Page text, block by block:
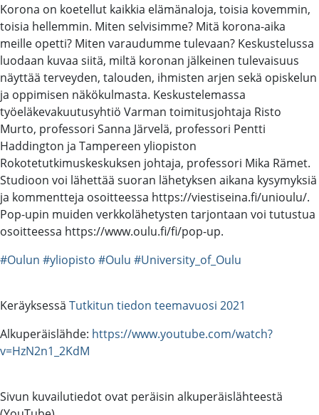
Korona on koetellut kaikkia elämänaloja, toisia kovemmin,
toisia hellemmin. Miten selvisimme? Mitä korona-aika
meille opetti? Miten varaudumme tulevaan? Keskustelussa
luodaan kuvaa siitä, miltä koronan jälkeinen tulevaisuus
näyttää terveyden, talouden, ihmisten arjen sekä opiskelun
ja oppimisen näkökulmasta. Keskustelemassa
työeläkevakuutusyhtiö Varman toimitusjohtaja Risto
Murto, professori Sanna Järvelä, professori Pentti
Haddington ja Tampereen yliopiston
Rokotetutkimuskeskuksen johtaja, professori Mika Rämet.
Studioon voi lähettää suoran lähetyksen aikana kysymyksiä
ja kommentteja osoitteessa https://viestiseina.fi/unioulu/​.
Pop-upin muiden verkkolähetysten tarjontaan voi tutustua
osoitteessa https://www.oulu.fi/fi/pop-up.
#Oulun #yliopisto #Oulu #University_of_Oulu
Keräyksessä Tutkitun tiedon teemavuosi 2021
Alkuperäislähde: https://www.youtube.com/watch?
v=HzN2n1_2KdM
Sivun kuvailutiedot ovat peräisin alkuperäislähteestä